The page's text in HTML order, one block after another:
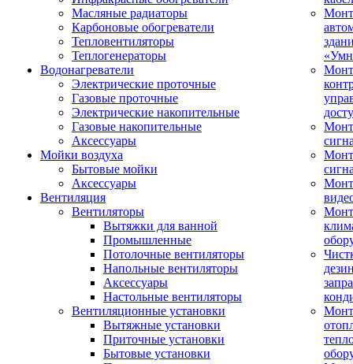
Масляные радиаторы
Карбоновые обогреватели
Тепловентиляторы
Теплогенераторы
Водонагреватели
Электрические проточные
Газовые проточные
Электрические накопительные
Газовые накопительные
Аксессуары
Мойки воздуха
Бытовые мойки
Аксессуары
Вентиляция
Вентиляторы
Вытяжки для ванной
Промышленные
Потолочные вентиляторы
Напольные вентиляторы
Аксессуары
Настольные вентиляторы
Вентиляционные установки
Вытяжные установки
Приточные установки
Бытовые установки